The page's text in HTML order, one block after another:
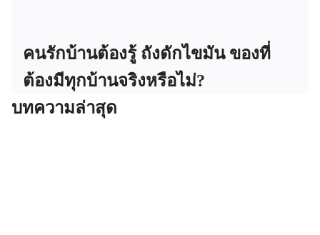
คนรักบ้านต้องรู้ ถังดักไขมัน ของที่
ต้องมีทุกบ้านจริงหรือไม่?
บทความล่าสุด